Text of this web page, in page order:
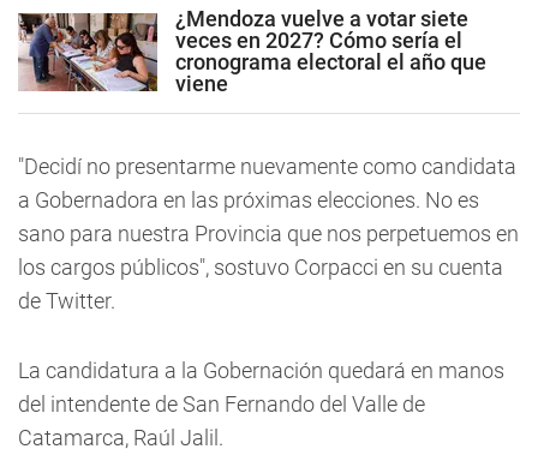
¿Mendoza vuelve a votar siete
veces en 2027? Cómo sería el
cronograma electoral el año que
viene
"Decidí no presentarme nuevamente como candidata
a Gobernadora en las próximas elecciones. No es
sano para nuestra Provincia que nos perpetuemos en
los cargos públicos", sostuvo Corpacci en su cuenta
de Twitter.
La candidatura a la Gobernación quedará en manos
del intendente de San Fernando del Valle de
Catamarca, Raúl Jalil.